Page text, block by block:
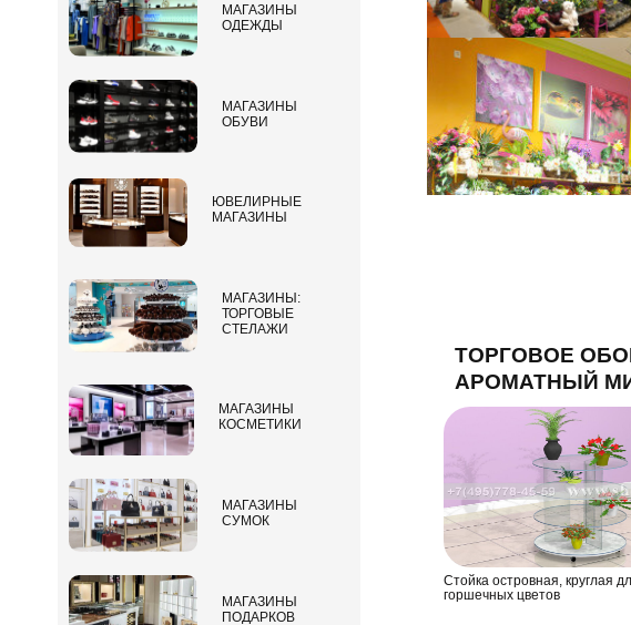
ТОРГОВОЕ
АРОМАТНЫЙ
Стойка островная, круглая
горшечных цветов
МАГАЗИНЫ
ОДЕЖДЫ
МАГАЗИНЫ
ОБУВИ
ЮВЕЛИРНЫЕ
МАГАЗИНЫ
МАГАЗИНЫ:
ТОРГОВЫЕ
СТЕЛАЖИ
МАГАЗИНЫ
КОСМЕТИКИ
МАГАЗИНЫ
СУМОК
МАГАЗИНЫ
ПОДАРКОВ